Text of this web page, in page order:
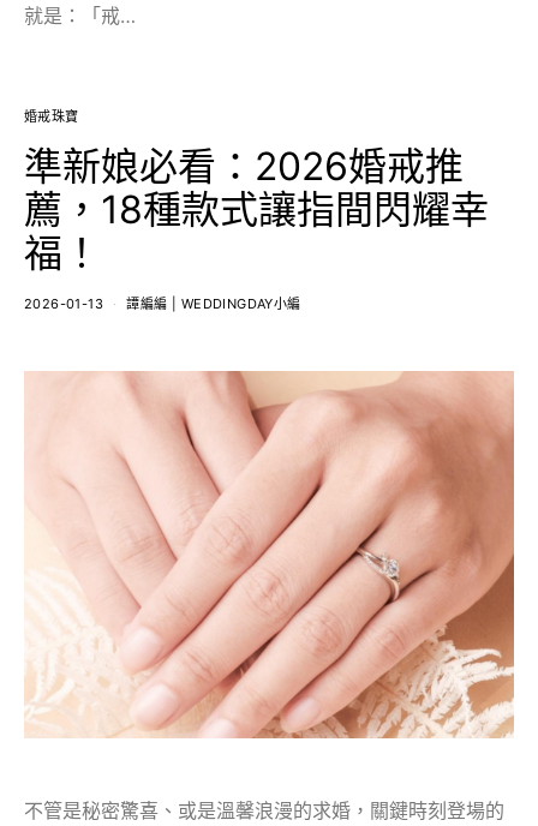
就是：「戒…
婚戒珠寶
準新娘必看：2026婚戒推
薦，18種款式讓指間閃耀幸
福！
2026-01-13 譚編編 | WEDDINGDAY小編
不管是秘密驚喜、或是溫馨浪漫的求婚，關鍵時刻登場的